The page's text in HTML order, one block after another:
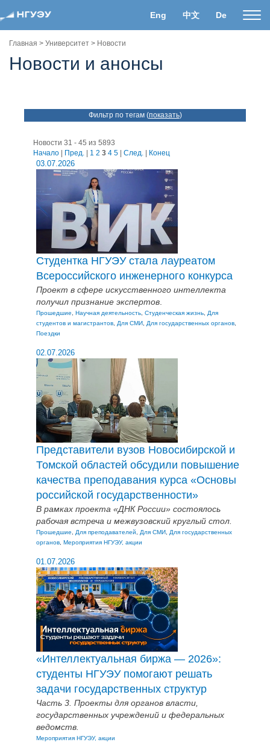
Eng 中文 De
Главная > Университет > Новости
Новости и анонсы
Фильтр по тегам (показать)
Новости 31 - 45 из 5893
Начало
Пред. 1 2 3 4 5 След. Конец
03.07.2026
Студентка НГУЭУ стала лауреатом
Всероссийского инженерного конкурса
Проект в сфере искусственного интеллекта
получил признание экспертов
Прошедшие Научная деятельность Студенческая жизнь
Для
студентов и магистрантов
Для СМИ Для государственных органов
Поездки
02.07.2026
Представители вузов Новосибирской и
Томской областей обсудили повышение
качества преподавания курса «Основы
российской государственности»
В рамках проекта «ДНК России» состоялось
рабочая встреча и межвузовский круглый стол.
Прошедшие Для преподавателей Для СМИ
Для государственных
органов Мероприятия НГУЭУ, акции
01.07.2026
«Интеллектуальная биржа — 2026»:
студенты НГУЭУ помогают решать
задачи государственных структур
Часть 3. Проекты для органов власти,
государственных учреждений и федеральных
ведомств.
Мероприятия НГУЭУ, акции